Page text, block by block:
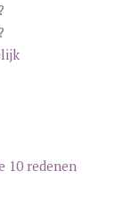
10 redenen